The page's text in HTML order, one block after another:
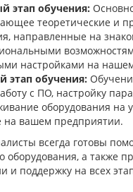
этап обучения:
теоретические и
направленные на
настройками на
этап обучения:
с ПО, настройку
оборудования на
на вашем предприятии.
всегда готовы
оборудования, а также
и поддержку на всех